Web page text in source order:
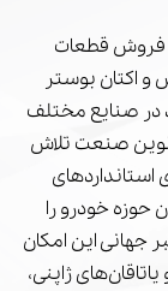
فروش قطعات
و اکتان بوستر
در صنایع مختلف
صنعت تلاش
استانداردهای
حوزه خودرو را
جهانی این امکان
ژاپنی،